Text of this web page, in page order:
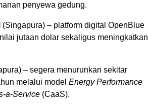
penyewa gedung.
(Singapura) – platform digital OpenBlue
jutaan dolar sekaligus meningkatkan
– segera menurunkan sekitar
melalui model Energy Performance
a-Service (CaaS).